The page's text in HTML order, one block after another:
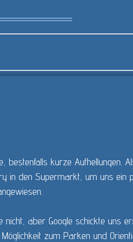
kurze Aufhellungen.
in den Supermarkt, um uns ein
aber Google schickte uns
zum Parken und